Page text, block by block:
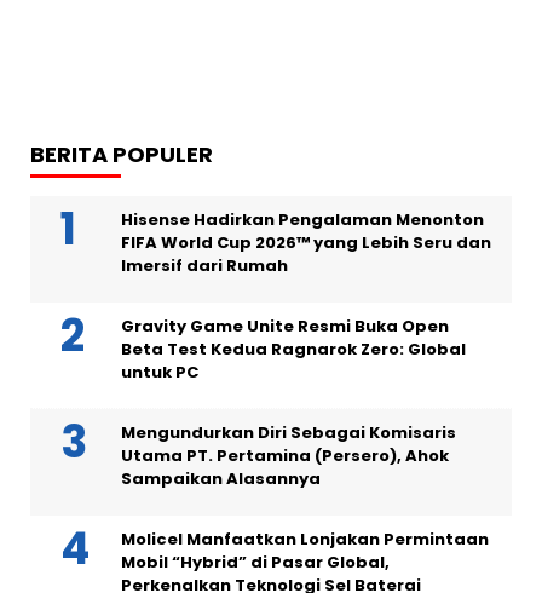
BERITA POPULER
Hisense Hadirkan Pengalaman Menonton
FIFA World Cup 2026™ yang Lebih Seru dan
Imersif dari Rumah
Gravity Game Unite Resmi Buka Open
Beta Test Kedua Ragnarok Zero: Global
untuk PC
Mengundurkan Diri Sebagai Komisaris
Utama PT. Pertamina (Persero), Ahok
Sampaikan Alasannya
Molicel Manfaatkan Lonjakan Permintaan
Mobil “Hybrid” di Pasar Global,
Perkenalkan Teknologi Sel Baterai